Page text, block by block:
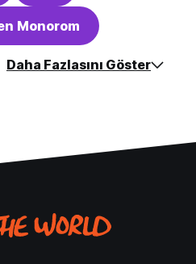
Monorom
Daha Fazlasını Göster